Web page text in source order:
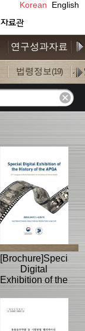
Korean English
연구성과자료
법령정보(19) 사
[Brochure]Special
Digital
Exhibition of the
APQA